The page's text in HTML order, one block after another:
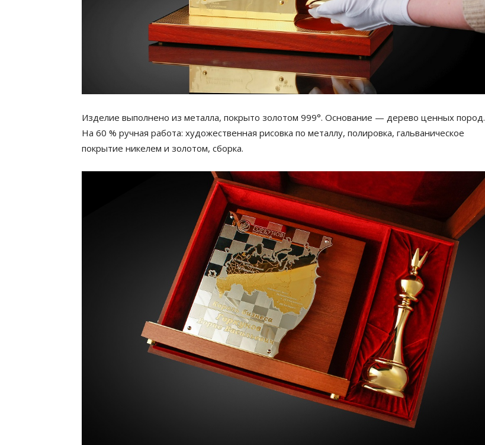
Изделие выполнено из металла, покрыто золотом 999°. Основание — дерево ценных пород.
На 60 % ручная работа: художественная рисовка по металлу, полировка, гальваническое
покрытие никелем и золотом, сборка.